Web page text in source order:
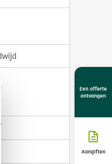
Een offerte
ontvangen
Aangiften